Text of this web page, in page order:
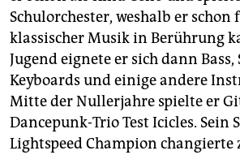
Schulorchester, weshalb er
klassischer Musik in Berührung
Jugend eignete er sich dann Bass,
Keyboards und einige andere
Mitte der Nullerjahre spielte er
Dancepunk-Trio Test Icicles. Sein
Lightspeed Champion changierte